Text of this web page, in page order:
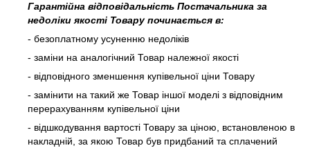
Гарантійна відповідальність Постачальника за
недоліки якості Товару починається в:
- безоплатному усуненню недоліків
- заміни на аналогічний Товар належної якості
- відповідного зменшення купівельної ціни Товару
- замінити на такий же Товар іншої моделі з відповідним
перерахуванням купівельної ціни
- відшкодування вартості Товару за ціною, встановленою в
накладній, за якою Товар був придбаний та сплачений